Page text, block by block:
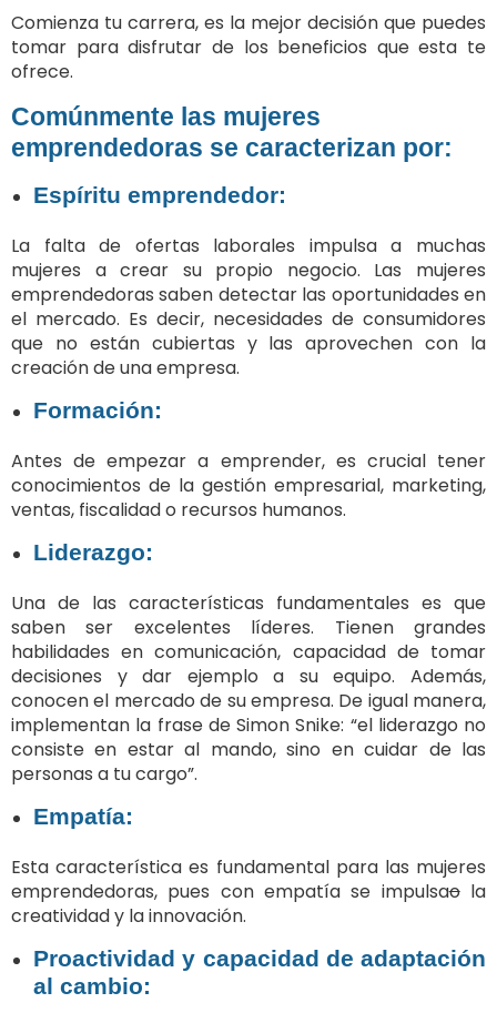
Comienza tu carrera, es la mejor decisión que puedes
tomar para disfrutar de los beneficios que esta te
ofrece.
Comúnmente las mujeres
emprendedoras se caracterizan por:
Espíritu emprendedor:
La falta de ofertas laborales impulsa a muchas
mujeres a crear su propio negocio. Las mujeres
emprendedoras saben detectar las oportunidades en
el mercado. Es decir, necesidades de consumidores
que no están cubiertas y las aprovechen con la
creación de una empresa.
Formación:
Antes de empezar a emprender, es crucial tener
conocimientos de la gestión empresarial, marketing,
ventas, fiscalidad o recursos humanos.
Liderazgo:
Una de las características fundamentales es que
saben ser excelentes líderes. Tienen grandes
habilidades en comunicación, capacidad de tomar
decisiones y dar ejemplo a su equipo. Además,
conocen el mercado de su empresa. De igual manera,
implementan la frase de Simon Snike: “el liderazgo no
consiste en estar al mando, sino en cuidar de las
personas a tu cargo”.
Empatía:
Esta característica es fundamental para las mujeres
emprendedoras, pues con empatía se impulsaola
creatividad y la innovación.
Proactividad y capacidad de adaptación
al cambio: